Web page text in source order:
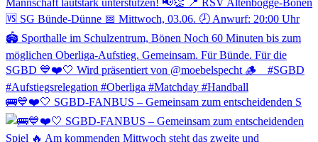
🚌💙❤️🤍 SGBD-FANBUS – Gemeinsam zum entscheidenden S